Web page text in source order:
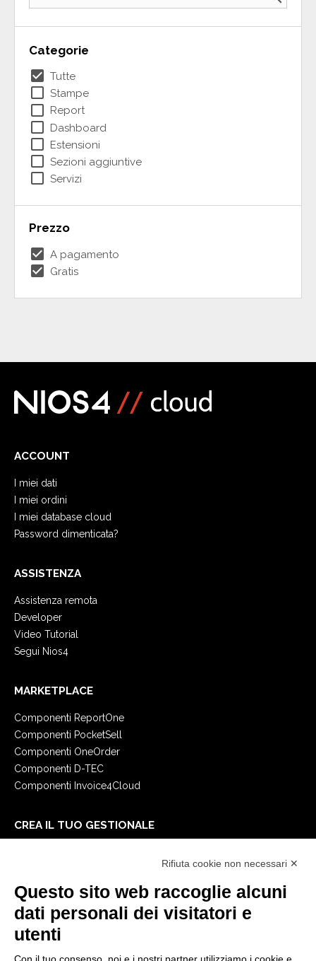
Categorie
check_box Tutte
check_box_outline_blank Stampe
check_box_outline_blank Report
check_box_outline_blank Dashboard
check_box_outline_blank Estensioni
check_box_outline_blank Sezioni aggiuntive
check_box_outline_blank Servizi
Prezzo
check_box A pagamento
check_box Gratis
ACCOUNT
I miei dati
I miei ordini
I miei database cloud
Password dimenticata?
ASSISTENZA
Assistenza remota
Developer
Video Tutorial
Segui Nios4
MARKETPLACE
Componenti ReportOne
Componenti PocketSell
Componenti OneOrder
Componenti D-TEC
Componenti Invoice4Cloud
CREA IL TUO GESTIONALE
E-Book
Blog
NOTE LEGALI
Rifiuta cookie non necessari ✕
Questo sito web raccoglie alcuni
dati personali dei visitatori e
utenti